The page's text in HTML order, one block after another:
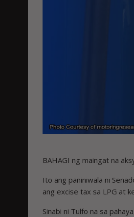
BAHAGI ng maingat na
Ito ang paniniwala ni
ang excise tax sa LPG at
Sinabi ni Tulfo na sa